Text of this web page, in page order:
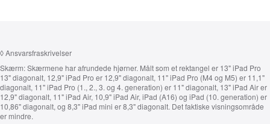
◊Ansvarsfraskrivelser
Skærm:Skærmene har afrundede hjørner. Målt som et rektangel er 13" iPad Pro
13" diagonalt, 12,9" iPad Pro er 12,9" diagonalt, 11" iPad Pro (M4 og M5) er 11,1"
diagonalt, 11" iPad Pro (1., 2., 3. og 4. generation) er 11" diagonalt, 13" iPad Air er
12,9" diagonalt, 11" iPad Air, 10,9" iPad Air, iPad (A16) og iPad (10. generation) er
10,86" diagonalt, og 8,3" iPad mini er 8,3" diagonalt. Det faktiske visningsområde
er mindre.